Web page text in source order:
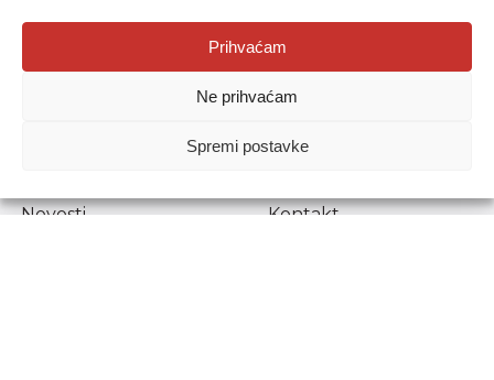
Prihvaćam
Ne prihvaćam
Spremi postavke
Agencija za odgoj i obrazovanje
Donje Svetice 38, 10000 Zagreb
1778129
Prenošenje sadržaja dopušteno je uz navođenje izvora.
Novosti
Kontakt